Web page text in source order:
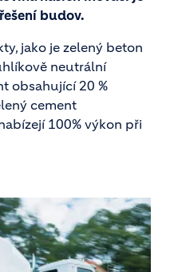
budov.
jako je zelený beton
neutrální
obsahující 20 %
cement
100% výkon při